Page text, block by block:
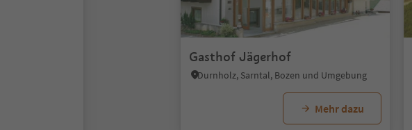
Gasthof Jägerhof
Durnholz, Sarntal, Bozen und Umgebung
Mehr dazu